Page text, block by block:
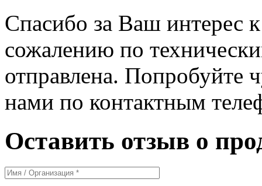
Спасибо за Ваш интерес
сожалению по
отправлена. Попробуйте
нами по контактным
Оставить отзыв о